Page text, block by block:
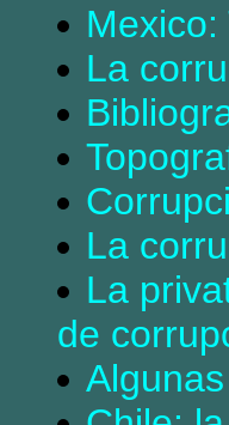
Mexico:
La
La
La
de